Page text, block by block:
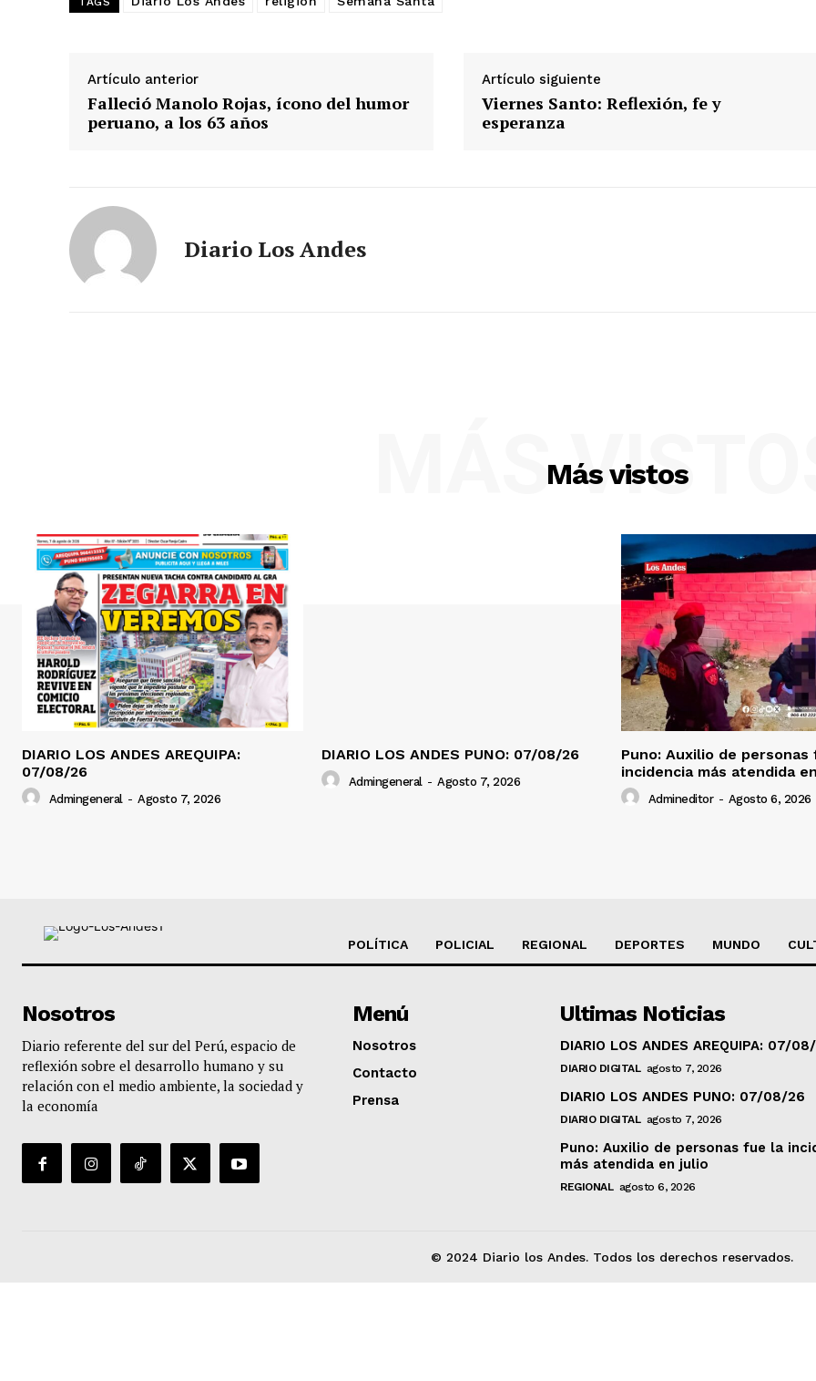
Artículo anterior
Falleció Manolo Rojas, ícono del humor
peruano, a los 63 años
Artículo siguiente
Viernes Santo: Reflexión, fe y
esperanza
Diario Los Andes
Más vistos
MÁS
DIARIO LOS ANDES AREQUIPA:
07/08/26
Admingeneral - Agosto 7, 2026
DIARIO LOS ANDES PUNO: 07/08/26
Admingeneral - Agosto 7, 2026
Puno: Auxilio de personas
incidencia más atendida
Admineditor - Agosto 6, 2026
POLÍTICA POLICIAL REGIONAL DEPORTES MUNDO
Nosotros
Diario referente del sur del Perú, espacio de
reflexión sobre el desarrollo humano y su
relación con el medio ambiente, la sociedad y
la economía
Menú
Nosotros
Contacto
Prensa
Ultimas Noticias
DIARIO LOS ANDES AREQUIPA: 07/
DIARIO DIGITAL agosto 7, 2026
DIARIO LOS ANDES PUNO: 07/08/26
DIARIO DIGITAL agosto 7, 2026
Puno: Auxilio de personas fue la
más atendida en julio
REGIONAL agosto 6, 2026
© 2024 Diario los Andes. Todos los derechos reservados.